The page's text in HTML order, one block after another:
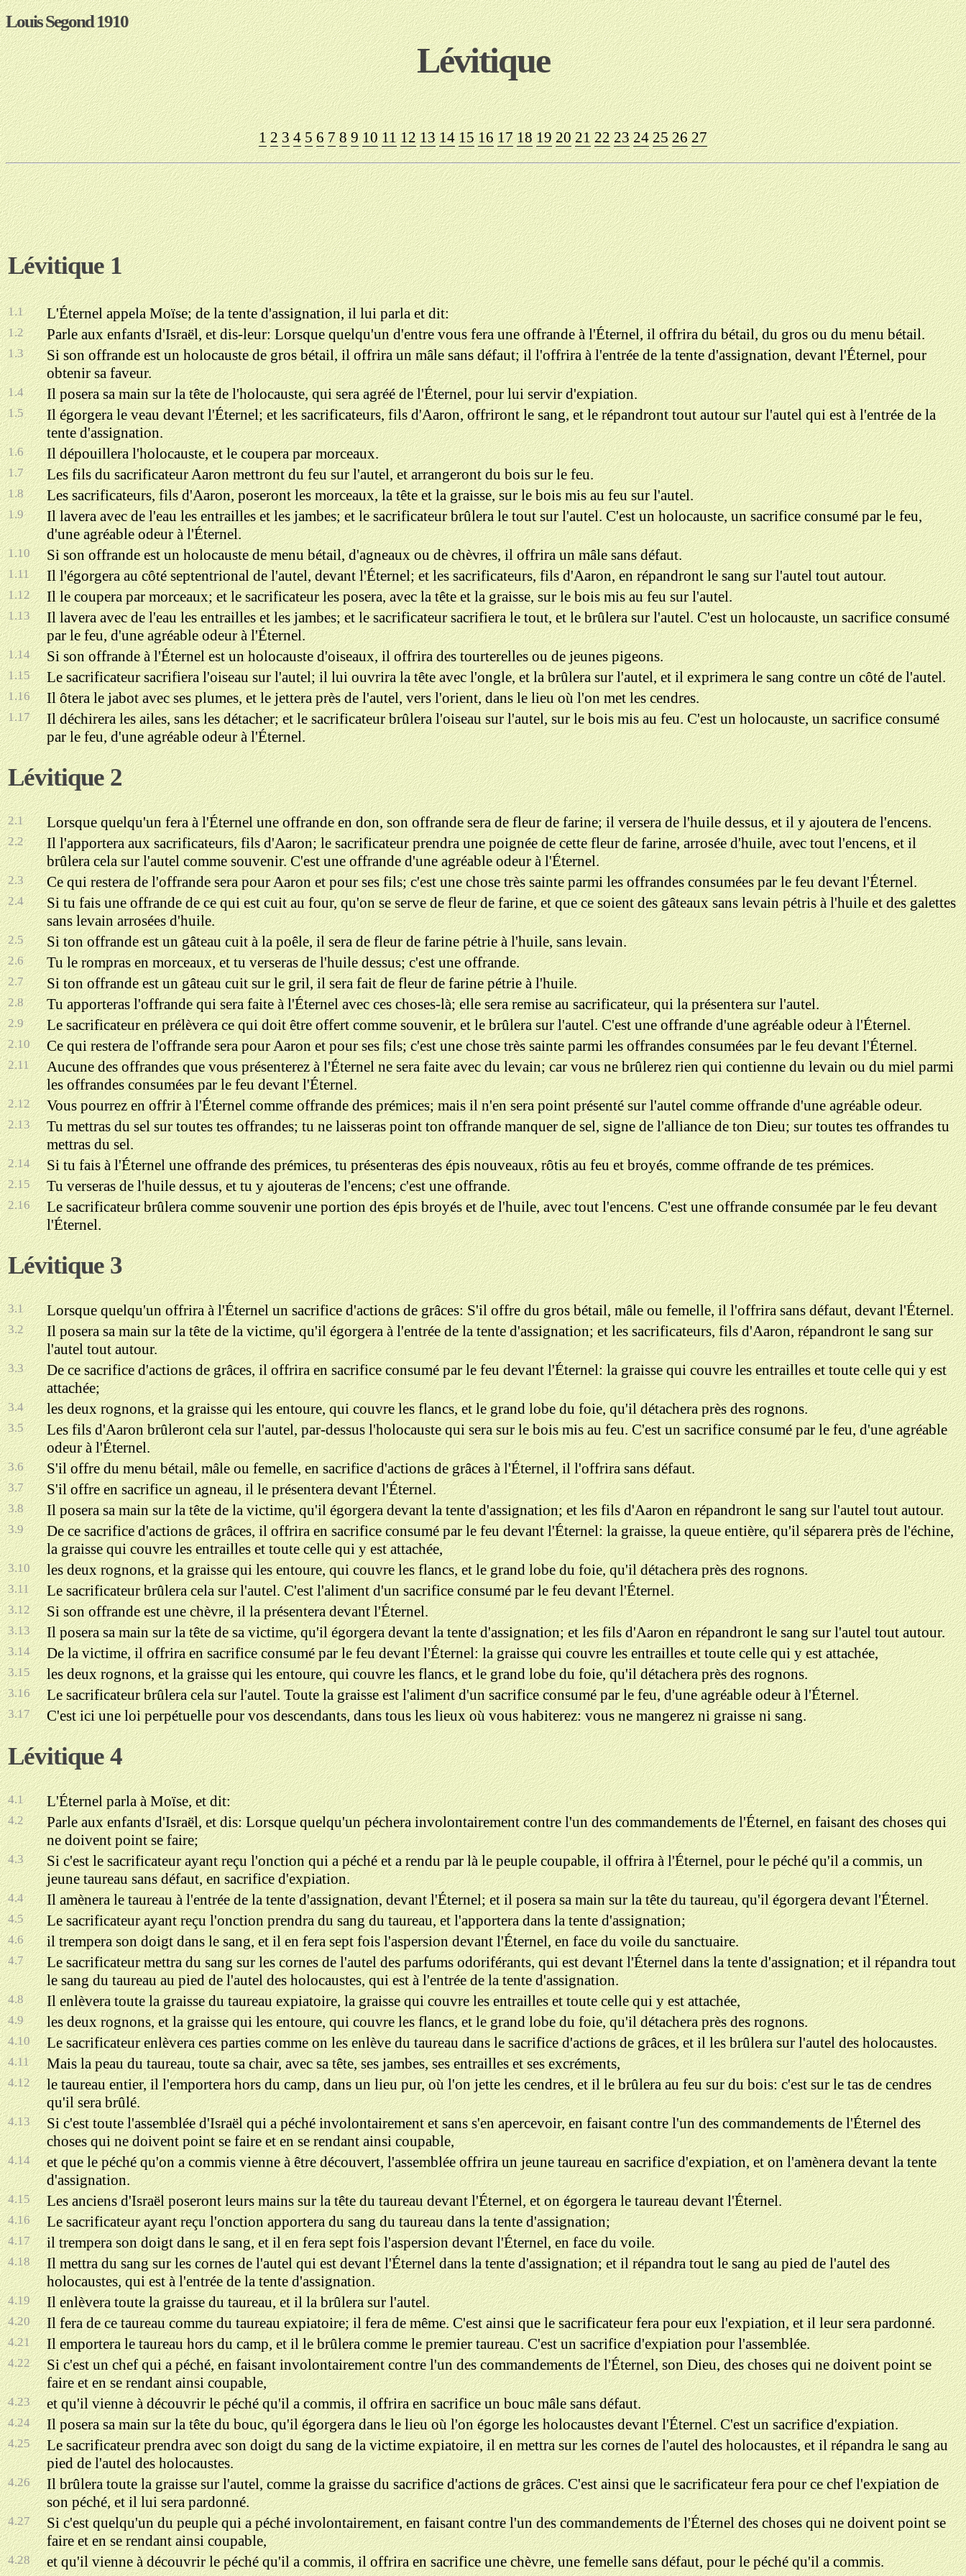
Louis Segond 1910
Lévitique
1 2 3 4 5 6 7 8 9 10 11 12 13 14 15 16 17 18 19 20 21 22 23 24 25 26 27
Lévitique 1
1.1 L'Éternel appela Moïse; de la tente d'assignation, il lui parla et dit:
1.2 Parle aux enfants d'Israël, et dis-leur: Lorsque quelqu'un d'entre vous fera une offrande à l'Éternel, il offrira du bétail, du gros ou du menu bétail.
1.3
Si son offrande est un holocauste de gros bétail, il offrira un mâle sans défaut; il l'offrira à l'entrée de la tente d'assignation, devant l'Éternel, pour
obtenir sa faveur.
1.4 Il posera sa main sur la tête de l'holocauste, qui sera agréé de l'Éternel, pour lui servir d'expiation.
1.5
Il égorgera le veau devant l'Éternel; et les sacrificateurs, fils d'Aaron, offriront le sang, et le répandront tout autour sur l'autel qui est à l'entrée de la
tente d'assignation.
1.6 Il dépouillera l'holocauste, et le coupera par morceaux.
1.7 Les fils du sacrificateur Aaron mettront du feu sur l'autel, et arrangeront du bois sur le feu.
1.8 Les sacrificateurs, fils d'Aaron, poseront les morceaux, la tête et la graisse, sur le bois mis au feu sur l'autel.
1.9
Il lavera avec de l'eau les entrailles et les jambes; et le sacrificateur brûlera le tout sur l'autel. C'est un holocauste, un sacrifice consumé par le feu,
d'une agréable odeur à l'Éternel.
1.10 Si son offrande est un holocauste de menu bétail, d'agneaux ou de chèvres, il offrira un mâle sans défaut.
1.11 Il l'égorgera au côté septentrional de l'autel, devant l'Éternel; et les sacrificateurs, fils d'Aaron, en répandront le sang sur l'autel tout autour.
1.12 Il le coupera par morceaux; et le sacrificateur les posera, avec la tête et la graisse, sur le bois mis au feu sur l'autel.
1.13
Il lavera avec de l'eau les entrailles et les jambes; et le sacrificateur sacrifiera le tout, et le brûlera sur l'autel. C'est un holocauste, un sacrifice consumé
par le feu, d'une agréable odeur à l'Éternel.
1.14 Si son offrande à l'Éternel est un holocauste d'oiseaux, il offrira des tourterelles ou de jeunes pigeons.
1.15 Le sacrificateur sacrifiera l'oiseau sur l'autel; il lui ouvrira la tête avec l'ongle, et la brûlera sur l'autel, et il exprimera le sang contre un côté de l'autel.
1.16 Il ôtera le jabot avec ses plumes, et le jettera près de l'autel, vers l'orient, dans le lieu où l'on met les cendres.
1.17
Il déchirera les ailes, sans les détacher; et le sacrificateur brûlera l'oiseau sur l'autel, sur le bois mis au feu. C'est un holocauste, un sacrifice consumé
par le feu, d'une agréable odeur à l'Éternel.
Lévitique 2
2.1 Lorsque quelqu'un fera à l'Éternel une offrande en don, son offrande sera de fleur de farine; il versera de l'huile dessus, et il y ajoutera de l'encens.
2.2
Il l'apportera aux sacrificateurs, fils d'Aaron; le sacrificateur prendra une poignée de cette fleur de farine, arrosée d'huile, avec tout l'encens, et il
brûlera cela sur l'autel comme souvenir. C'est une offrande d'une agréable odeur à l'Éternel.
2.3 Ce qui restera de l'offrande sera pour Aaron et pour ses fils; c'est une chose très sainte parmi les offrandes consumées par le feu devant l'Éternel.
2.4
Si tu fais une offrande de ce qui est cuit au four, qu'on se serve de fleur de farine, et que ce soient des gâteaux sans levain pétris à l'huile et des galettes
sans levain arrosées d'huile.
2.5 Si ton offrande est un gâteau cuit à la poêle, il sera de fleur de farine pétrie à l'huile, sans levain.
2.6 Tu le rompras en morceaux, et tu verseras de l'huile dessus; c'est une offrande.
2.7 Si ton offrande est un gâteau cuit sur le gril, il sera fait de fleur de farine pétrie à l'huile.
2.8 Tu apporteras l'offrande qui sera faite à l'Éternel avec ces choses-là; elle sera remise au sacrificateur, qui la présentera sur l'autel.
2.9 Le sacrificateur en prélèvera ce qui doit être offert comme souvenir, et le brûlera sur l'autel. C'est une offrande d'une agréable odeur à l'Éternel.
2.10 Ce qui restera de l'offrande sera pour Aaron et pour ses fils; c'est une chose très sainte parmi les offrandes consumées par le feu devant l'Éternel.
2.11
Aucune des offrandes que vous présenterez à l'Éternel ne sera faite avec du levain; car vous ne brûlerez rien qui contienne du levain ou du miel parmi
les offrandes consumées par le feu devant l'Éternel.
2.12 Vous pourrez en offrir à l'Éternel comme offrande des prémices; mais il n'en sera point présenté sur l'autel comme offrande d'une agréable odeur.
2.13
Tu mettras du sel sur toutes tes offrandes; tu ne laisseras point ton offrande manquer de sel, signe de l'alliance de ton Dieu; sur toutes tes offrandes tu
mettras du sel.
2.14 Si tu fais à l'Éternel une offrande des prémices, tu présenteras des épis nouveaux, rôtis au feu et broyés, comme offrande de tes prémices.
2.15 Tu verseras de l'huile dessus, et tu y ajouteras de l'encens; c'est une offrande.
2.16
Le sacrificateur brûlera comme souvenir une portion des épis broyés et de l'huile, avec tout l'encens. C'est une offrande consumée par le feu devant
l'Éternel.
Lévitique 3
3.1 Lorsque quelqu'un offrira à l'Éternel un sacrifice d'actions de grâces: S'il offre du gros bétail, mâle ou femelle, il l'offrira sans défaut, devant l'Éternel.
3.2
Il posera sa main sur la tête de la victime, qu'il égorgera à l'entrée de la tente d'assignation; et les sacrificateurs, fils d'Aaron, répandront le sang sur
l'autel tout autour.
3.3
De ce sacrifice d'actions de grâces, il offrira en sacrifice consumé par le feu devant l'Éternel: la graisse qui couvre les entrailles et toute celle qui y est
attachée;
3.4 les deux rognons, et la graisse qui les entoure, qui couvre les flancs, et le grand lobe du foie, qu'il détachera près des rognons.
3.5
Les fils d'Aaron brûleront cela sur l'autel, par-dessus l'holocauste qui sera sur le bois mis au feu. C'est un sacrifice consumé par le feu, d'une agréable
odeur à l'Éternel.
3.6 S'il offre du menu bétail, mâle ou femelle, en sacrifice d'actions de grâces à l'Éternel, il l'offrira sans défaut.
3.7 S'il offre en sacrifice un agneau, il le présentera devant l'Éternel.
3.8 Il posera sa main sur la tête de la victime, qu'il égorgera devant la tente d'assignation; et les fils d'Aaron en répandront le sang sur l'autel tout autour.
3.9
De ce sacrifice d'actions de grâces, il offrira en sacrifice consumé par le feu devant l'Éternel: la graisse, la queue entière, qu'il séparera près de l'échine,
la graisse qui couvre les entrailles et toute celle qui y est attachée,
3.10 les deux rognons, et la graisse qui les entoure, qui couvre les flancs, et le grand lobe du foie, qu'il détachera près des rognons.
3.11 Le sacrificateur brûlera cela sur l'autel. C'est l'aliment d'un sacrifice consumé par le feu devant l'Éternel.
3.12 Si son offrande est une chèvre, il la présentera devant l'Éternel.
3.13 Il posera sa main sur la tête de sa victime, qu'il égorgera devant la tente d'assignation; et les fils d'Aaron en répandront le sang sur l'autel tout autour.
3.14 De la victime, il offrira en sacrifice consumé par le feu devant l'Éternel: la graisse qui couvre les entrailles et toute celle qui y est attachée,
3.15 les deux rognons, et la graisse qui les entoure, qui couvre les flancs, et le grand lobe du foie, qu'il détachera près des rognons.
3.16 Le sacrificateur brûlera cela sur l'autel. Toute la graisse est l'aliment d'un sacrifice consumé par le feu, d'une agréable odeur à l'Éternel.
3.17 C'est ici une loi perpétuelle pour vos descendants, dans tous les lieux où vous habiterez: vous ne mangerez ni graisse ni sang.
Lévitique 4
4.1 L'Éternel parla à Moïse, et dit:
4.2
Parle aux enfants d'Israël, et dis: Lorsque quelqu'un péchera involontairement contre l'un des commandements de l'Éternel, en faisant des choses qui
ne doivent point se faire;
4.3
Si c'est le sacrificateur ayant reçu l'onction qui a péché et a rendu par là le peuple coupable, il offrira à l'Éternel, pour le péché qu'il a commis, un
jeune taureau sans défaut, en sacrifice d'expiation.
4.4 Il amènera le taureau à l'entrée de la tente d'assignation, devant l'Éternel; et il posera sa main sur la tête du taureau, qu'il égorgera devant l'Éternel.
4.5 Le sacrificateur ayant reçu l'onction prendra du sang du taureau, et l'apportera dans la tente d'assignation;
4.6 il trempera son doigt dans le sang, et il en fera sept fois l'aspersion devant l'Éternel, en face du voile du sanctuaire.
4.7
Le sacrificateur mettra du sang sur les cornes de l'autel des parfums odoriférants, qui est devant l'Éternel dans la tente d'assignation; et il répandra tout
le sang du taureau au pied de l'autel des holocaustes, qui est à l'entrée de la tente d'assignation.
4.8 Il enlèvera toute la graisse du taureau expiatoire, la graisse qui couvre les entrailles et toute celle qui y est attachée,
4.9 les deux rognons, et la graisse qui les entoure, qui couvre les flancs, et le grand lobe du foie, qu'il détachera près des rognons.
4.10 Le sacrificateur enlèvera ces parties comme on les enlève du taureau dans le sacrifice d'actions de grâces, et il les brûlera sur l'autel des holocaustes.
4.11 Mais la peau du taureau, toute sa chair, avec sa tête, ses jambes, ses entrailles et ses excréments,
4.12
le taureau entier, il l'emportera hors du camp, dans un lieu pur, où l'on jette les cendres, et il le brûlera au feu sur du bois: c'est sur le tas de cendres
qu'il sera brûlé.
4.13
Si c'est toute l'assemblée d'Israël qui a péché involontairement et sans s'en apercevoir, en faisant contre l'un des commandements de l'Éternel des
choses qui ne doivent point se faire et en se rendant ainsi coupable,
4.14
et que le péché qu'on a commis vienne à être découvert, l'assemblée offrira un jeune taureau en sacrifice d'expiation, et on l'amènera devant la tente
d'assignation.
4.15 Les anciens d'Israël poseront leurs mains sur la tête du taureau devant l'Éternel, et on égorgera le taureau devant l'Éternel.
4.16 Le sacrificateur ayant reçu l'onction apportera du sang du taureau dans la tente d'assignation;
4.17 il trempera son doigt dans le sang, et il en fera sept fois l'aspersion devant l'Éternel, en face du voile.
4.18
Il mettra du sang sur les cornes de l'autel qui est devant l'Éternel dans la tente d'assignation; et il répandra tout le sang au pied de l'autel des
holocaustes, qui est à l'entrée de la tente d'assignation.
4.19 Il enlèvera toute la graisse du taureau, et il la brûlera sur l'autel.
4.20 Il fera de ce taureau comme du taureau expiatoire; il fera de même. C'est ainsi que le sacrificateur fera pour eux l'expiation, et il leur sera pardonné.
4.21 Il emportera le taureau hors du camp, et il le brûlera comme le premier taureau. C'est un sacrifice d'expiation pour l'assemblée.
4.22
Si c'est un chef qui a péché, en faisant involontairement contre l'un des commandements de l'Éternel, son Dieu, des choses qui ne doivent point se
faire et en se rendant ainsi coupable,
4.23 et qu'il vienne à découvrir le péché qu'il a commis, il offrira en sacrifice un bouc mâle sans défaut.
4.24 Il posera sa main sur la tête du bouc, qu'il égorgera dans le lieu où l'on égorge les holocaustes devant l'Éternel. C'est un sacrifice d'expiation.
4.25
Le sacrificateur prendra avec son doigt du sang de la victime expiatoire, il en mettra sur les cornes de l'autel des holocaustes, et il répandra le sang au
pied de l'autel des holocaustes.
4.26
Il brûlera toute la graisse sur l'autel, comme la graisse du sacrifice d'actions de grâces. C'est ainsi que le sacrificateur fera pour ce chef l'expiation de
son péché, et il lui sera pardonné.
4.27
Si c'est quelqu'un du peuple qui a péché involontairement, en faisant contre l'un des commandements de l'Éternel des choses qui ne doivent point se
faire et en se rendant ainsi coupable,
4.28 et qu'il vienne à découvrir le péché qu'il a commis, il offrira en sacrifice une chèvre, une femelle sans défaut, pour le péché qu'il a commis.